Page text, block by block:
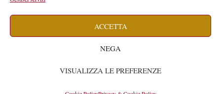
ACCETTA
NEGA
VISUALIZZA LE PREFERENZE
© 2026Isabella CavallaribyWIDE